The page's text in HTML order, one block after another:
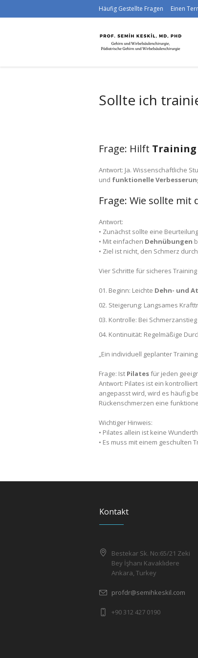
Häufig Gestellte Fragen Einen
Sollte ich
Frage: Hilft Training
Antwort: Ja. Wissenschaftliche
und funktionelle
Frage: Wie sollte
Antwort:
• Zunächst sollte eine
• Mit einfachen Dehnübungen
• Ziel ist nicht, den Schmerz
Vier Schritte für sicheres Training
Beginn: Leichte Dehn- und
Steigerung: Langsames
Kontrolle: Bei
Kontinuität: Regelmäßige
„Ein individuell geplanter
Frage: IstPilatesfür jeden
Antwort: Pilates ist ein
angepasst wird, wird es häufig
Rückenschmerzen eine
Wichtiger Hinweis:
• Pilates allein ist keine
• Es muss mit einem
Kontakt
Bestekar Sk. No:65/21 Zeki
Bey İşhanı Kavaklıdere
Ankara, Turkey
profdr@semihkeskil.com
+90 312 427 0190